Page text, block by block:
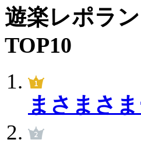
遊楽レポラ
TOP10
まさまさ